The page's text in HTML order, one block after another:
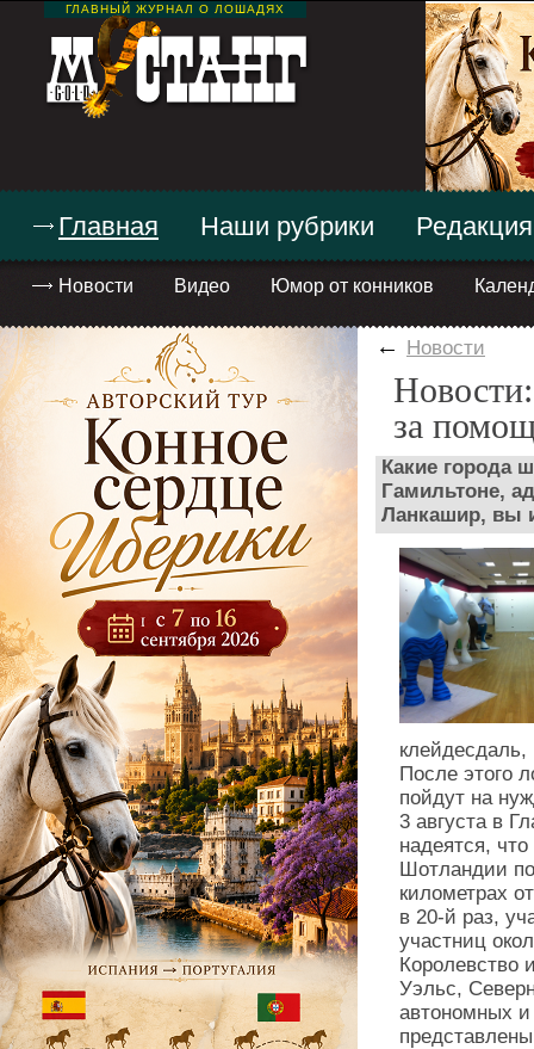
ГЛАВНЫЙ ЖУРНАЛ О ЛОШАДЯХ
Главная
Новости Видео Юмор от конников
Наши рубрики Редакция
← Новости
за
Какие города
Гамильтоне,
Ланкашир, вы
После этого
пойдут на
3 августа в
надеятся,
Шотландии
километрах
в 20-й раз,
участниц
Королевство
Уэльс,
автономных и